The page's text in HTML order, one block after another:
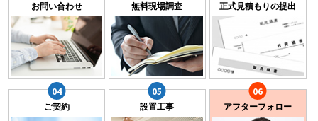
お問い合わせ 無料現場調査 正式見積もりの提出
ご契約 設置工事 アフターフォロー